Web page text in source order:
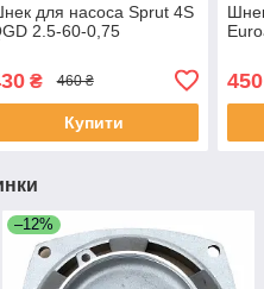
для насоса Sprut 4S
2.5-60-0,75
₴ 460 ₴
Купити
450
–12%